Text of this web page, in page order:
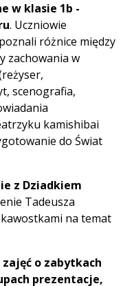
w klasie 1b -
. Uczniowie
różnice między
zachowania w
scenografia,
kamishibai
do Świat
z Dziadkiem
Tadeusza
na temat
zajęć o zabytkach
prezentacje,